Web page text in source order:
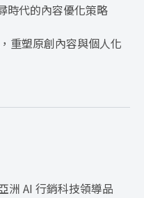
時代的內容優化策略
重塑原創內容與個人化
AI 行銷科技領導品